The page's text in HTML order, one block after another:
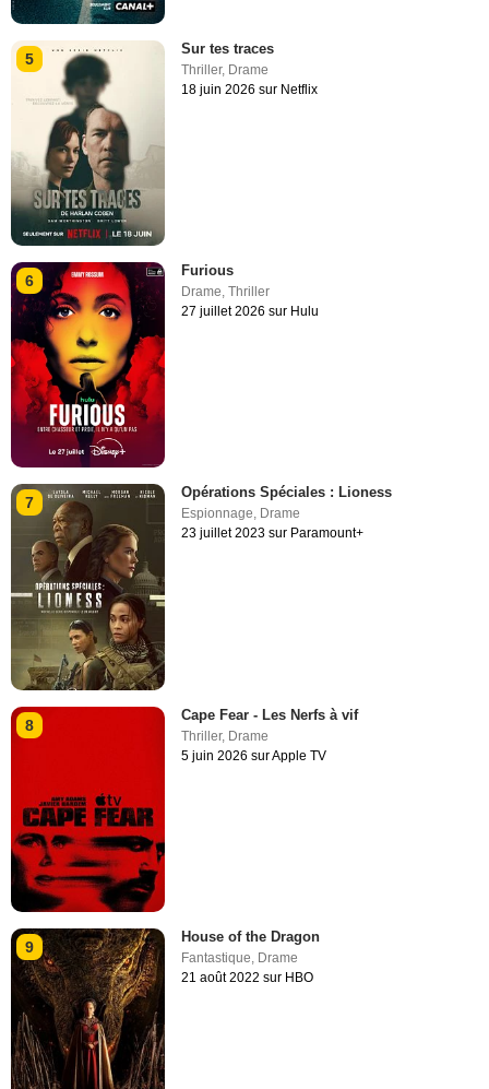
5
Sur tes traces
Thriller, Drame
18 juin 2026 sur Netflix
6
Furious
Drame,Thriller
27 juillet 2026 sur Hulu
7
Opérations Spéciales : Lioness
Espionnage, Drame
23 juillet 2023 sur Paramount+
8
Cape Fear - Les Nerfs à vif
Thriller, Drame
5 juin 2026 sur Apple TV
9
House of the Dragon
Fantastique, Drame
21 août 2022 sur HBO